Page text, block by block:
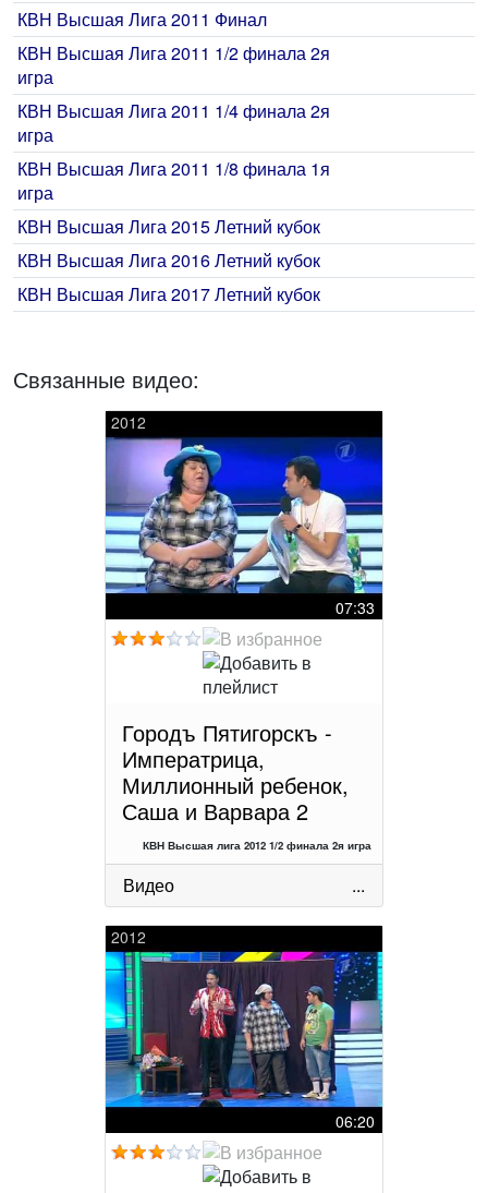
КВН Высшая Лига 2011 Финал
КВН Высшая Лига 2011 1/2 финала 2я
игра
КВН Высшая Лига 2011 1/4 финала 2я
игра
КВН Высшая Лига 2011 1/8 финала 1я
игра
КВН Высшая Лига 2015 Летний кубок
КВН Высшая Лига 2016 Летний кубок
КВН Высшая Лига 2017 Летний кубок
Связанные видео:
2012
07:33
Городъ Пятигорскъ -
Императрица,
Миллионный ребенок,
Саша и Варвара 2
КВН Высшая лига 2012 1/2 финала 2я игра
Видео ...
2012
06:20